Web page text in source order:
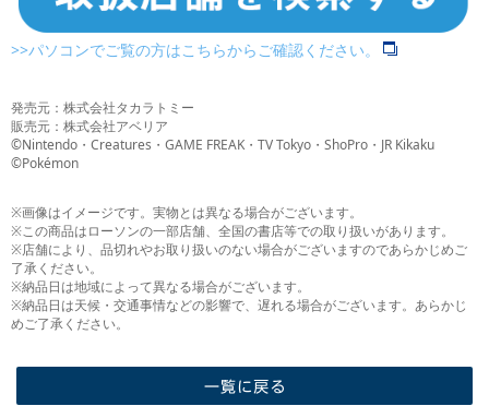
>>パソコンでご覧の方はこちらからご確認ください。
発売元：株式会社タカラトミー
販売元：株式会社アベリア
©Nintendo・Creatures・GAME FREAK・TV Tokyo・ShoPro・JR Kikaku
©Pokémon
※画像はイメージです。実物とは異なる場合がございます。
※この商品はローソンの一部店舗、全国の書店等での取り扱いがあります。
※店舗により、品切れやお取り扱いのない場合がございますのであらかじめご
了承ください。
※納品日は地域によって異なる場合がございます。
※納品日は天候・交通事情などの影響で、遅れる場合がございます。あらかじ
めご了承ください。